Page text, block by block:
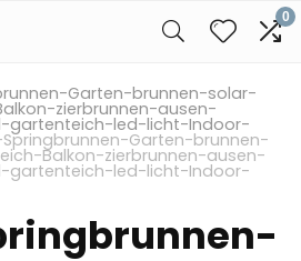
0
Garten-brunnen-solar-
zierbrunnen-ausen-
gartenteich-led-licht-Indoor-
Garten-brunnen-
Balkon-zierbrunnen-ausen-
gartenteich-led-licht-Indoor-